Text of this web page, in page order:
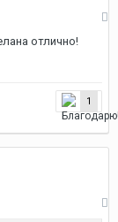
отлично!
1